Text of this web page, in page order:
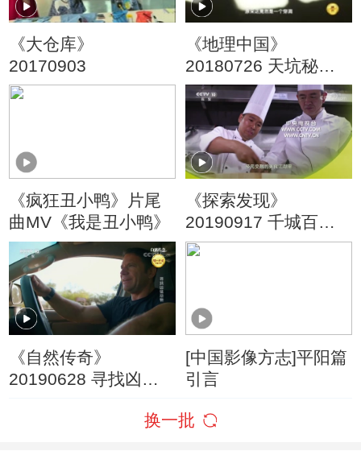
《大仓库》
20170903
《地理中国》
20180726 天坑秘境·
奇地寻宝（上）
《疯狂丑小鸭》片尾
曲MV《我是丑小鸭》
《探索发现》
20190917 千城百味
（三十二）
《自然传奇》
20190628 寻找凶猛
[中国影像方志]平阳篇
引言
换一批